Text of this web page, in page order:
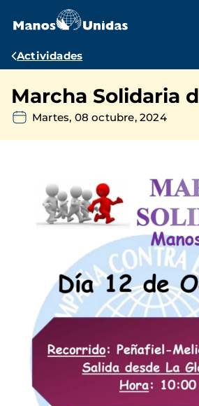
contenido
Ruta
navegación
Actividades
Marcha Solidaria
Martes, 08 octubre, 2024